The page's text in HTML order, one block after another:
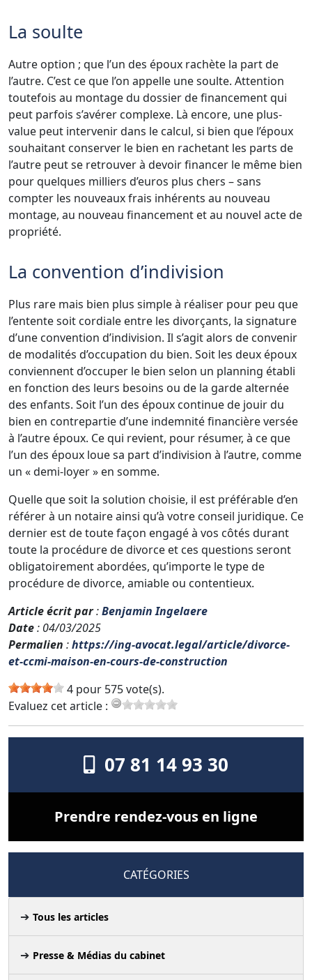
La soulte
Autre option ; que l’un des époux rachète la part de
l’autre. C’est ce que l’on appelle une soulte. Attention
toutefois au montage du dossier de financement qui
peut parfois s’avérer complexe. Là encore, une plus-
value peut intervenir dans le calcul, si bien que l’époux
souhaitant conserver le bien en rachetant les parts de
l’autre peut se retrouver à devoir financer le même bien
pour quelques milliers d’euros plus chers – sans
compter les nouveaux frais inhérents au nouveau
montage, au nouveau financement et au nouvel acte de
propriété.
La convention d’indivision
Plus rare mais bien plus simple à réaliser pour peu que
l’entente soit cordiale entre les divorçants, la signature
d’une convention d’indivision. Il s’agit alors de convenir
de modalités d’occupation du bien. Soit les deux époux
conviennent d’occuper le bien selon un planning établi
en fonction des leurs besoins ou de la garde alternée
des enfants. Soit l’un des époux continue de jouir du
bien en contrepartie d’une indemnité financière versée
à l’autre époux. Ce qui revient, pour résumer, à ce que
l’un des époux loue sa part d’indivision à l’autre, comme
un « demi-loyer » en somme.
Quelle que soit la solution choisie, il est préférable d’en
référer à un notaire ainsi qu’à votre conseil juridique. Ce
dernier est de toute façon engagé à vos côtés durant
toute la procédure de divorce et ces questions seront
obligatoirement abordées, qu’importe le type de
procédure de divorce, amiable ou contentieux.
Article écrit par:Benjamin Ingelaere
Date: 04/03/2025
Permalien :https://ing-avocat.legal/article/divorce-
et-ccmi-maison-en-cours-de-construction
4 pour 575 vote(s).
Evaluez cet article :
07 81 14 93 30
Prendre rendez-vous en ligne
CATÉGORIES
Tous les articles
Presse & Médias du cabinet